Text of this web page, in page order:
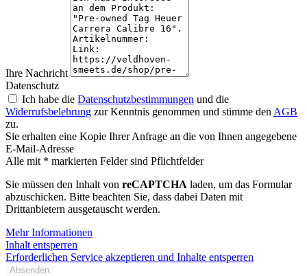
Ihre Nachricht
Datenschutz
Ich habe die Datenschutzbestimmungen und die
Widerrufsbelehrung zur Kenntnis genommen und stimme den AGB
zu.
Sie erhalten eine Kopie Ihrer Anfrage an die von Ihnen angegebene
E-Mail-Adresse
Alle mit * markierten Felder sind Pflichtfelder
Sie müssen den Inhalt von reCAPTCHA laden, um das Formular
abzuschicken. Bitte beachten Sie, dass dabei Daten mit
Drittanbietern ausgetauscht werden.
Mehr Informationen
Inhalt entsperren
Erforderlichen Service akzeptieren und Inhalte entsperren
Absenden